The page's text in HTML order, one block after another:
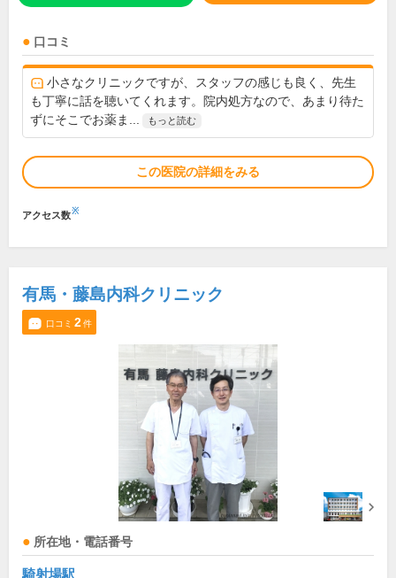
口コミ
小さなクリニックですが、スタッフの感じも良く、先生
も丁寧に話を聴いてくれます。院内処方なので、あまり待た
ずにそこでお薬ま...
もっと読む
この医院の詳細をみる
アクセス数※
有馬・藤島内科クリニック
口コミ 2件
所在地・電話番号
騎射場駅